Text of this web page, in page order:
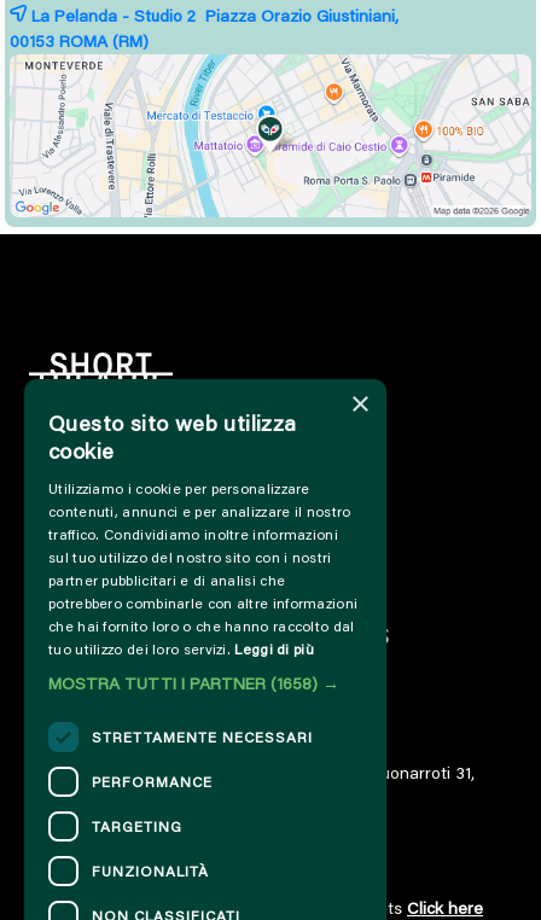
La Pelanda - Studio 2 Piazza Orazio Giustiniani,
00153 ROMA (RM)
INFO
SUPPORT US
PRESS&PROFESSIONAL
ABOUT US
PARTNER
PROJECTS AND COLLABORATIONS
CUT / ANALOGUE
PAST EDITIONS
ARCHIVE
DIARY
© 2023 – Associazione AREA06 – ETS – Via Buonarroti 31,
00185 Roma – IT06859801000
CONTACTS
For information and support in purchasing tickets Click here
×
Questo sito web utilizza
cookie
Utilizziamo i cookie per personalizzare
contenuti, annunci e per analizzare il nostro
traffico. Condividiamo inoltre informazioni
sul tuo utilizzo del nostro sito con i nostri
partner pubblicitari e di analisi che
potrebbero combinarle con altre informazioni
che hai fornito loro o che hanno raccolto dal
tuo utilizzo dei loro servizi. Leggi di più
MOSTRA TUTTI I PARTNER (1658) →
STRETTAMENTE NECESSARI
PERFORMANCE
TARGETING
FUNZIONALITÀ
NON CLASSIFICATI